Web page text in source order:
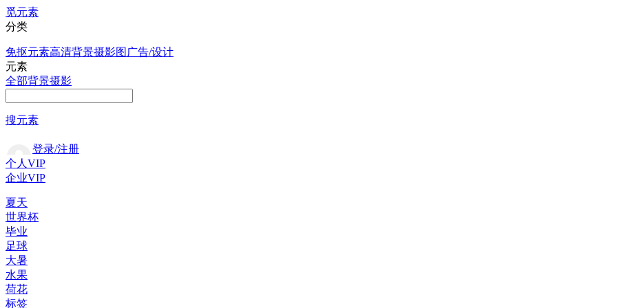
觅元素
分类
免抠元素高清背景摄影图 广告/设计
元素
全部背景摄影
搜元素
登录/注册
个人VIP
企业VIP
夏天
世界杯
毕业
足球
大暑
水果
荷花
标签